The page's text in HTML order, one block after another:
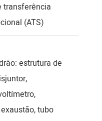
transferência
(ATS)
estrutura de
tubo